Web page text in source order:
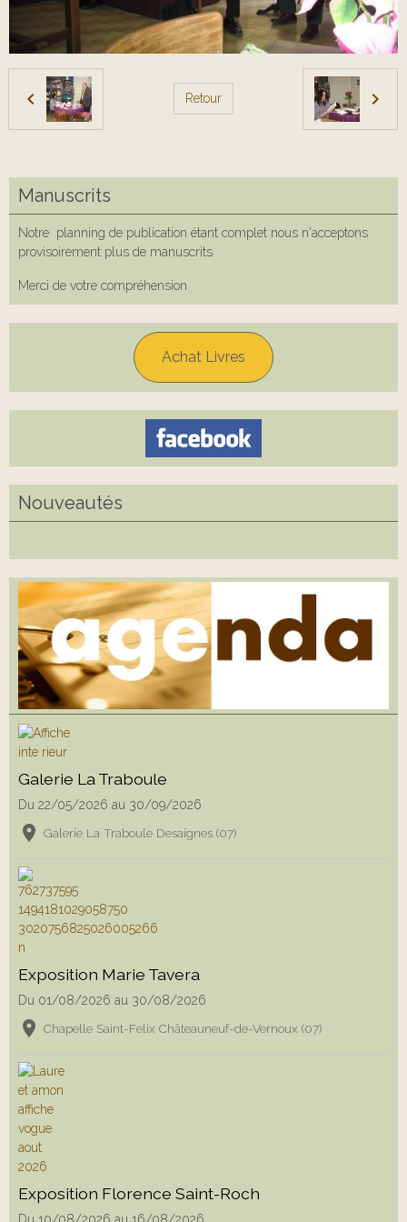
Retour
Manuscrits
Notre planning de publication étant complet nous n'acceptons
provisoirement plus de manuscrits
Merci de votre compréhension
Achat Livres
Nouveautés
Galerie La Traboule
Du 22/05/2026 au 30/09/2026
Galerie La Traboule Desaignes (07)
Exposition Marie Tavera
Du 01/08/2026 au 30/08/2026
Chapelle Saint-Felix Châteauneuf-de-Vernoux (07)
Exposition Florence Saint-Roch